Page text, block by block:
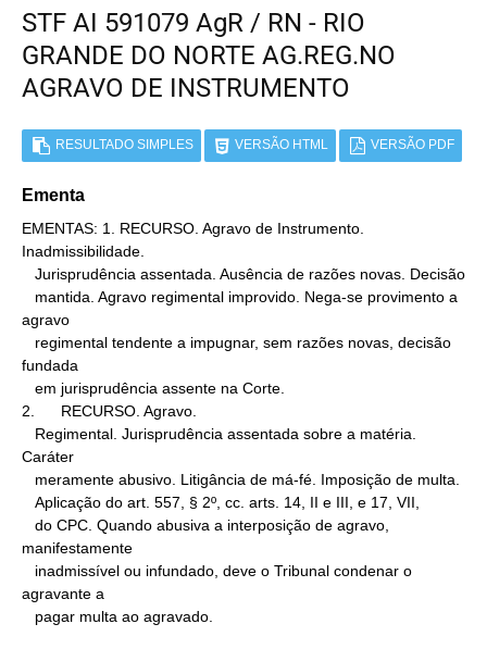
STF AI 591079 AgR / RN - RIO
GRANDE DO NORTE AG.REG.NO
AGRAVO DE INSTRUMENTO
RESULTADO SIMPLES VERSÃO HTML VERSÃO PDF
Ementa
EMENTAS: 1. RECURSO. Agravo de Instrumento.
Inadmissibilidade.
agravo
fundada
2.      RECURSO. Agravo.
Caráter
manifestamente
agravante a
   pagar multa ao agravado.